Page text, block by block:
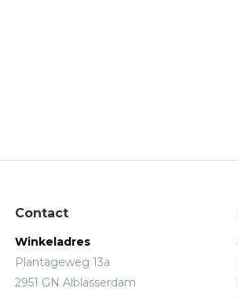
Contact
Winkeladres
Plantageweg 13a
2951 GN Alblasserdam